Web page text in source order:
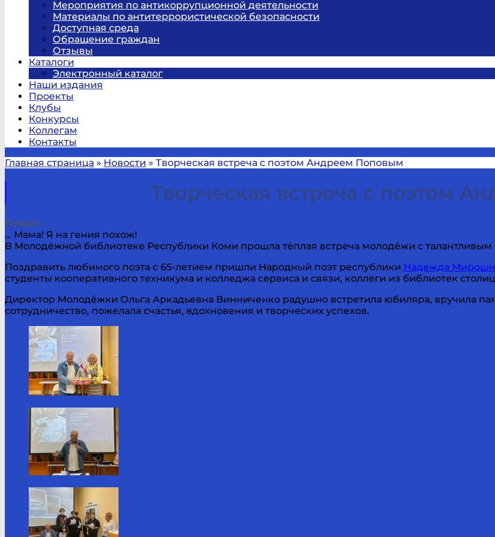
Мероприятия по антикоррупционной деятельности
Материалы по антитеррористической безопасности
Доступная среда
Обращение граждан
Отзывы
Каталоги
Электронный каталог
Наши издания
Проекты
Клубы
Конкурсы
Коллегам
Контакты
Главная страница » Новости » Творческая встреча с поэтом Андреем Поповым
Творческая встреча с поэтом
Печать
… Мама! Я на гения похож!
В Молодёжной библиотеке Республики Коми прошла тёплая встреча молодёжи с талантливым
Поздравить любимого поэта с 65-летием пришли Народный поэт республики Надежда
студенты кооперативного техникума и колледжа сервиса и связи, коллеги из библиотек
Директор Молодёжки Ольга Аркадьевна Винниченко радушно встретила юбиляра, вручила
сотрудничество, пожелала счастья, вдохновения и творческих успехов.